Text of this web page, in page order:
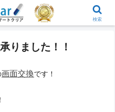
りました！！
画面交換です！
検索